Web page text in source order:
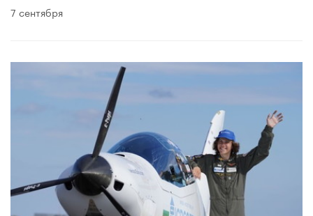
7 сентября